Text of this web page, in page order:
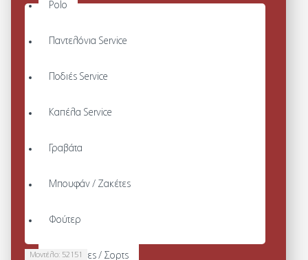
Polo
Παντελόνια Service
Ποδιές Service
Καπέλα Service
Γραβάτα
Μπουφάν / Ζακέτες
Φούτερ
Βερμούδες / Σορτς
Μοντέλο: 52151